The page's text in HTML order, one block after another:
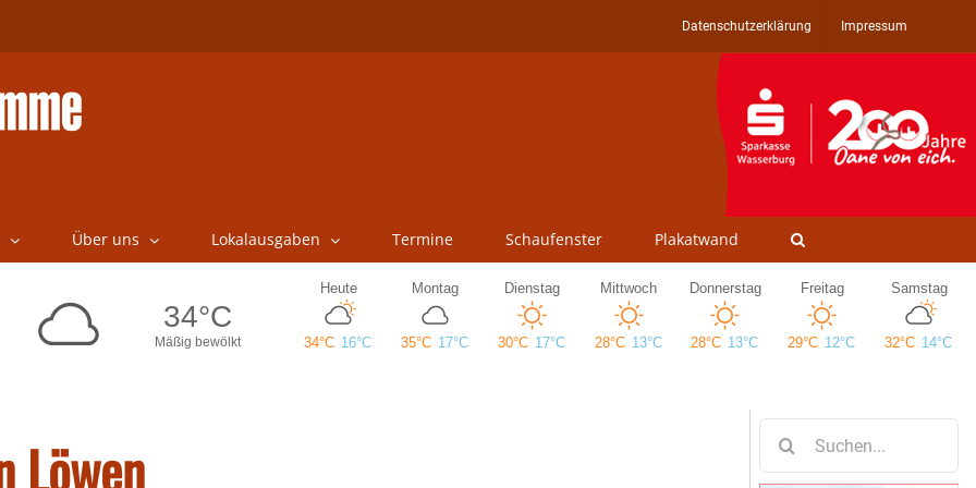
Datenschutzerklärung Impressum
Über uns Lokalausgaben Termine Schaufenster Plakatwand
Löwen
nach: